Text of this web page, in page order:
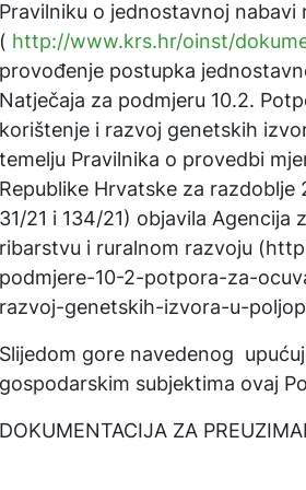
o jednostavnoj
http://www.krs.hr/oinst/
postupka
za podmjeru 10.2.
i razvoj genetskih
Pravilnika o provedbi
Hrvatske za razdoblje
21 i 134/21) objavila Agencija
i ruralnom razvoju
10-2-potpora-za-
genetskih-izvora-u-
gore navedenog
subjektima ovaj
ZA